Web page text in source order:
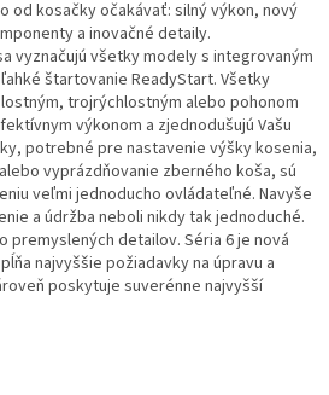
od kosačky očakávať: silný výkon, nový
a inovačné detaily.
vyznačujú všetky modely s integrovaným
štartovanie ReadyStart. Všetky
trojrýchlostným alebo pohonom
výkonom a zjednodušujú Vašu
potrebné pre nastavenie výšky kosenia,
vyprázdňovanie zberného koša, sú
veľmi jednoducho ovládateľné. Navyše
a údržba neboli nikdy tak jednoduché.
premyslených detailov. Séria 6 je nová
najvyššie požiadavky na úpravu a
poskytuje suverénne najvyšší